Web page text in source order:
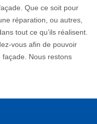
Que ce soit pour
réparation, ou autres,
tout ce qu’ils réalisent.
vous afin de pouvoir
Nous restons